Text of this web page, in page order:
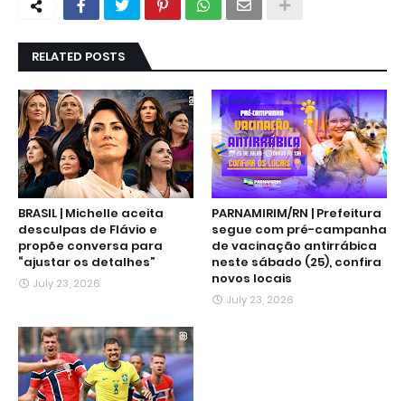
RELATED POSTS
BRASIL | Michelle aceita
desculpas de Flávio e
propõe conversa para
“ajustar os detalhes”
July 23, 2026
PARNAMIRIM/RN | Prefeitura
segue com pré-campanha
de vacinação antirrábica
neste sábado (25), confira
novos locais
July 23, 2026